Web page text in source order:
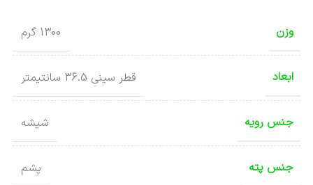
وزن 1300 گرم
ابعاد قطر سینی 36.5 سانتیمتر
جنس رویه شیشه
جنس پته پشم